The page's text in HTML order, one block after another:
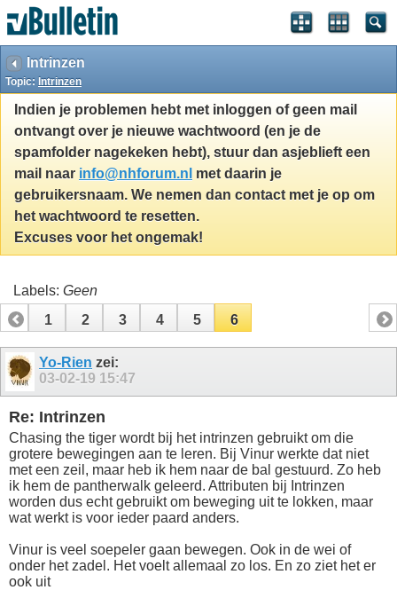
Intrinzen
Topic: Intrinzen
Indien je problemen hebt met inloggen of geen mail
ontvangt over je nieuwe wachtwoord (en je de
spamfolder nagekeken hebt), stuur dan asjeblieft een
mail naar info@nhforum.nl met daarin je
gebruikersnaam. We nemen dan contact met je op om
het wachtwoord te resetten.
Excuses voor het ongemak!
Labels: Geen
1
2 3 4 5 6
Yo-Rien zei:
03-02-19 15:47
Re: Intrinzen
Chasing the tiger wordt bij het intrinzen gebruikt om die
grotere bewegingen aan te leren. Bij Vinur werkte dat niet
met een zeil, maar heb ik hem naar de bal gestuurd. Zo heb
ik hem de pantherwalk geleerd. Attributen bij Intrinzen
worden dus echt gebruikt om beweging uit te lokken, maar
wat werkt is voor ieder paard anders.
Vinur is veel soepeler gaan bewegen. Ook in de wei of
onder het zadel. Het voelt allemaal zo los. En zo ziet het er
ook uit